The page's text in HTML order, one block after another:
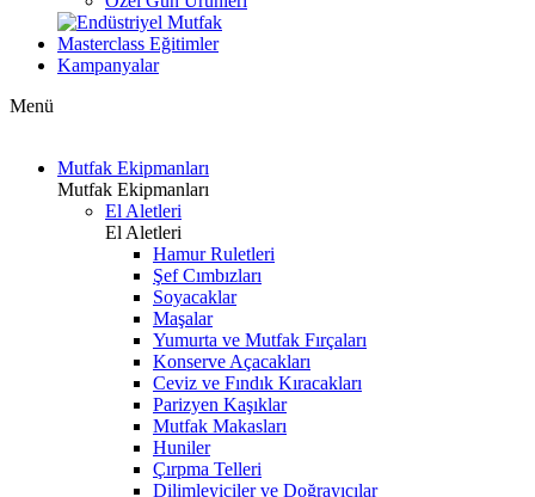
Masterclass Eğitimler
Kampanyalar
Menü
Mutfak Ekipmanları
Mutfak Ekipmanları
El Aletleri
El Aletleri
Hamur Ruletleri
Şef Cımbızları
Soyacaklar
Maşalar
Yumurta ve Mutfak Fırçaları
Konserve Açacakları
Ceviz ve Fındık Kıracakları
Parizyen Kaşıklar
Mutfak Makasları
Huniler
Çırpma Telleri
Dilimleyiciler ve Doğrayıcılar